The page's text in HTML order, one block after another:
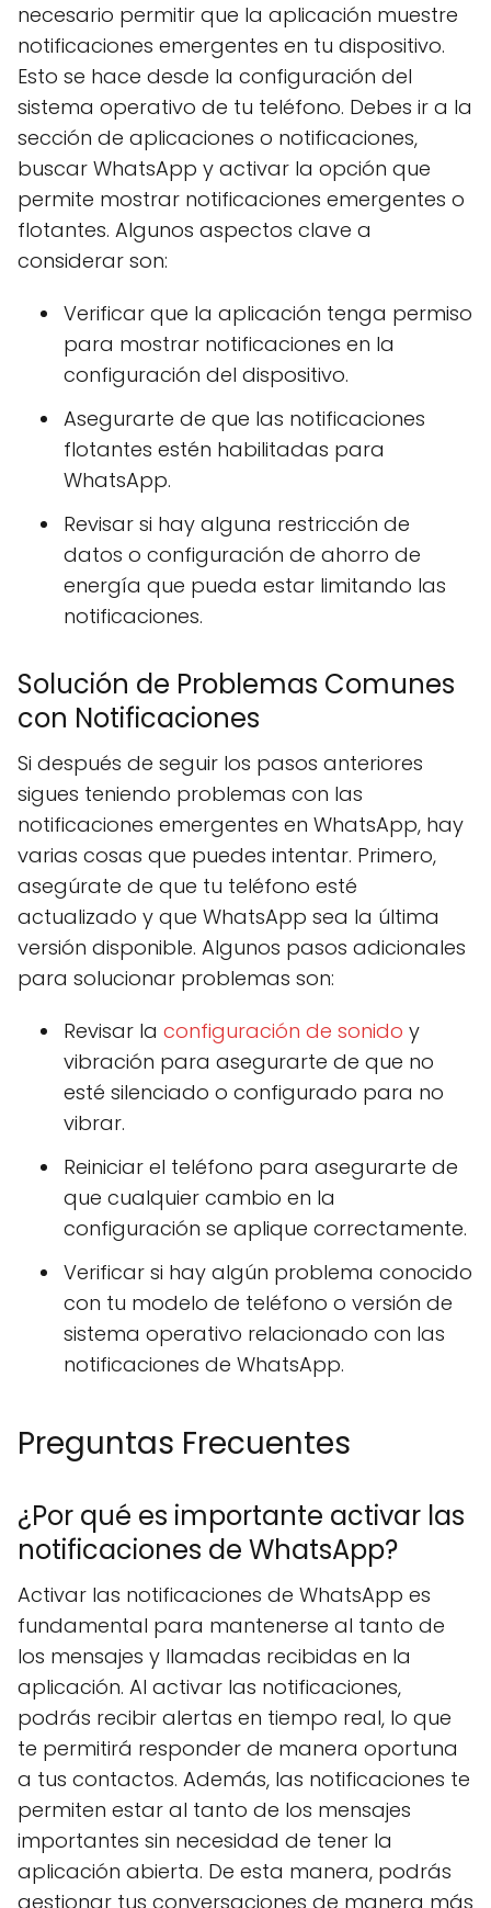
necesario permitir que la aplicación muestre
notificaciones emergentes en tu dispositivo.
Esto se hace desde la configuración del
sistema operativo de tu teléfono. Debes ir a la
sección de aplicaciones o notificaciones,
buscar WhatsApp y activar la opción que
permite mostrar notificaciones emergentes o
flotantes. Algunos aspectos clave a
considerar son:
Verificar que la aplicación tenga permiso
para mostrar notificaciones en la
configuración del dispositivo.
Asegurarte de que las notificaciones
flotantes estén habilitadas para
WhatsApp.
Revisar si hay alguna restricción de
datos o configuración de ahorro de
energía que pueda estar limitando las
notificaciones.
Solución de Problemas Comunes
con Notificaciones
Si después de seguir los pasos anteriores
sigues teniendo problemas con las
notificaciones emergentes en WhatsApp, hay
varias cosas que puedes intentar. Primero,
asegúrate de que tu teléfono esté
actualizado y que WhatsApp sea la última
versión disponible. Algunos pasos adicionales
para solucionar problemas son:
Revisar la configuración de sonido y
vibración para asegurarte de que no
esté silenciado o configurado para no
vibrar.
Reiniciar el teléfono para asegurarte de
que cualquier cambio en la
configuración se aplique correctamente.
Verificar si hay algún problema conocido
con tu modelo de teléfono o versión de
sistema operativo relacionado con las
notificaciones de WhatsApp.
Preguntas Frecuentes
¿Por qué es importante activar las
notificaciones de WhatsApp?
Activar las notificaciones de WhatsApp es
fundamental para mantenerse al tanto de
los mensajes y llamadas recibidas en la
aplicación. Al activar las notificaciones,
podrás recibir alertas en tiempo real, lo que
te permitirá responder de manera oportuna
a tus contactos. Además, las notificaciones te
permiten estar al tanto de los mensajes
importantes sin necesidad de tener la
aplicación abierta. De esta manera, podrás
gestionar tus conversaciones de manera más